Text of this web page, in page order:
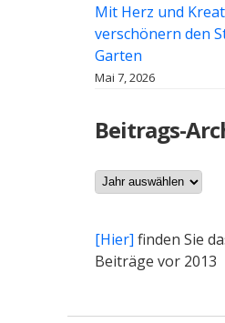
Mit Herz und
verschönern den
Garten
Mai 7, 2026
Beitrags-
Archiv
[Hier] finden Sie
Beiträge vor 2013